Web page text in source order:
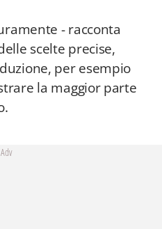
- racconta
scelte precise,
per esempio
la maggior parte
Adv